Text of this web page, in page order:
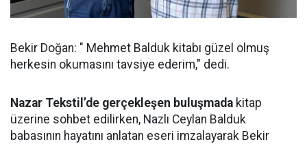
Bekir Doğan: " Mehmet Balduk kitabı güzel olmuş
herkesin okumasını tavsiye ederim," dedi.
Nazar Tekstil’de gerçekleşen buluşmada kitap
üzerine sohbet edilirken, Nazlı Ceylan Balduk
babasının hayatını anlatan eseri imzalayarak Bekir